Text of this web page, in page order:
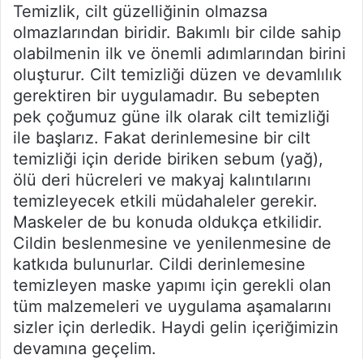
Temizlik, cilt güzelliğinin olmazsa
olmazlarından biridir. Bakımlı bir cilde sahip
olabilmenin ilk ve önemli adımlarından birini
oluşturur. Cilt temizliği düzen ve devamlılık
gerektiren bir uygulamadır. Bu sebepten
pek çoğumuz güne ilk olarak cilt temizliği
ile başlarız. Fakat derinlemesine bir cilt
temizliği için deride biriken sebum (yağ),
ölü deri hücreleri ve makyaj kalıntılarını
temizleyecek etkili müdahaleler gerekir.
Maskeler de bu konuda oldukça etkilidir.
Cildin beslenmesine ve yenilenmesine de
katkıda bulunurlar. Cildi derinlemesine
temizleyen maske yapımı için gerekli olan
tüm malzemeleri ve uygulama aşamalarını
sizler için derledik. Haydi gelin içeriğimizin
devamına geçelim.